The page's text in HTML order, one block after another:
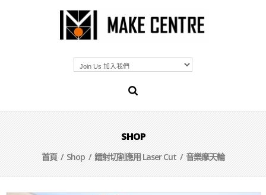
SHOP
首頁/ Shop / 鐳射切割應用 Laser Cut / 音樂摩天輪